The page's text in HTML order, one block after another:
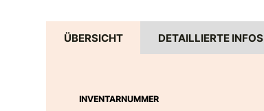
ÜBERSICHT DETAILLIERTE INFOS
INVENTARNUMMER